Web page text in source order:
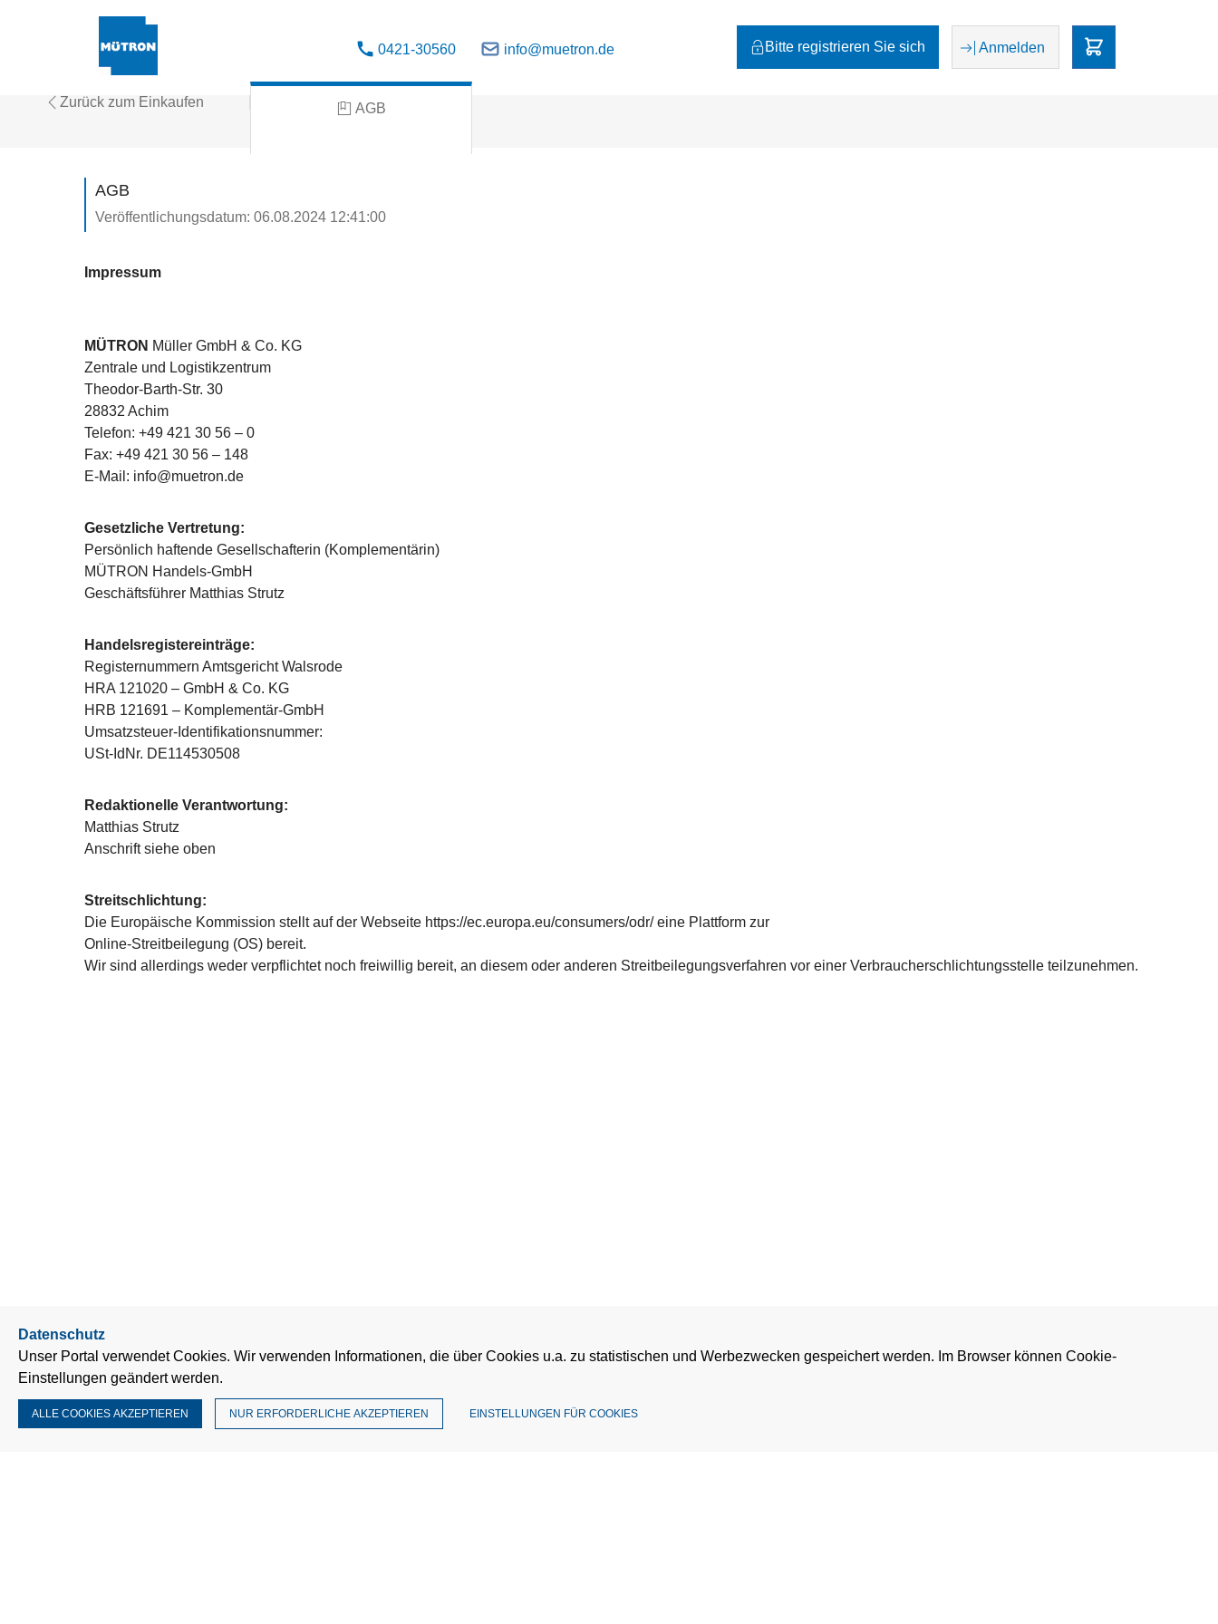
0421-30560 info@muetron.de Bitte registrieren Sie sich Anmelden
Zurück zum Einkaufen AGB
AGB
Veröffentlichungsdatum: 06.08.2024 12:41:00
Impressum
MÜTRON Müller GmbH & Co. KG
Zentrale und Logistikzentrum
Theodor-Barth-Str. 30
28832 Achim
Telefon: +49 421 30 56 – 0
Fax: +49 421 30 56 – 148
E-Mail: info@muetron.de
Gesetzliche Vertretung:
Persönlich haftende Gesellschafterin (Komplementärin)
MÜTRON Handels-GmbH
Geschäftsführer Matthias Strutz
Handelsregistereinträge:
Registernummern Amtsgericht Walsrode
HRA 121020 – GmbH & Co. KG
HRB 121691 – Komplementär-GmbH
Umsatzsteuer-Identifikationsnummer:
USt-IdNr. DE114530508
Redaktionelle Verantwortung:
Matthias Strutz
Anschrift siehe oben
Streitschlichtung:
Die Europäische Kommission stellt auf der Webseite https://ec.europa.eu/consumers/odr/ eine Plattform zur
Online-Streitbeilegung (OS) bereit.
Wir sind allerdings weder verpflichtet noch freiwillig bereit, an diesem oder anderen Streitbeilegungsverfahren vor einer Verbraucherschlichtungsstelle teilzunehmen.
Datenschutz
Unser Portal verwendet Cookies. Wir verwenden Informationen, die über Cookies u.a. zu statistischen und Werbezwecken gespeichert werden. Im Browser können Cookie-
Einstellungen geändert werden.
ALLE COOKIES AKZEPTIEREN NUR ERFORDERLICHE AKZEPTIEREN EINSTELLUNGEN FÜR COOKIES